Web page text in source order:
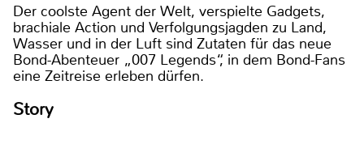
Der coolste Agent der Welt, verspielte Gadgets,
brachiale Action und Verfolgungsjagden zu Land,
Wasser und in der Luft sind Zutaten für das neue
Bond-Abenteuer „007 Legends“, in dem Bond-Fans
eine Zeitreise erleben dürfen.
Story